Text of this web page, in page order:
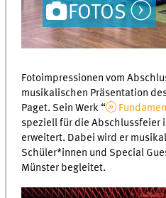
FOTOS
Fotoimpressionen vom
musikalischen Präsentation
Paget. Sein Werk “
speziell für die Abschlussfeier
erweitert. Dabei wird er
Schüler*innen und Special
Münster begleitet.